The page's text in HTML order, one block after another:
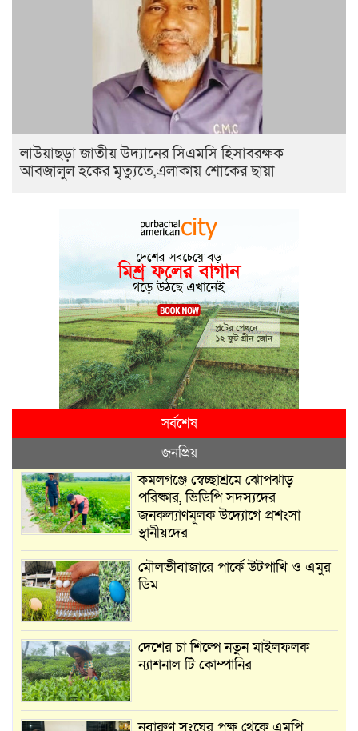
লাউয়াছড়া জাতীয় উদ্যানের সিএমসি হিসাবরক্ষক
আবজালুল হকের মৃত্যুতে,এলাকায় শোকের ছায়া
সর্বশেষ
জনপ্রিয়
কমলগঞ্জে স্বেচ্ছাশ্রমে ঝোপঝাড়
পরিষ্কার, ভিডিপি সদস্যদের
জনকল্যাণমূলক উদ্যোগে প্রশংসা
স্থানীয়দের
মৌলভীবাজারে পার্কে উটপাখি ও এমুর
ডিম
দেশের চা শিল্পে নতুন মাইলফলক
ন্যাশনাল টি কোম্পানির